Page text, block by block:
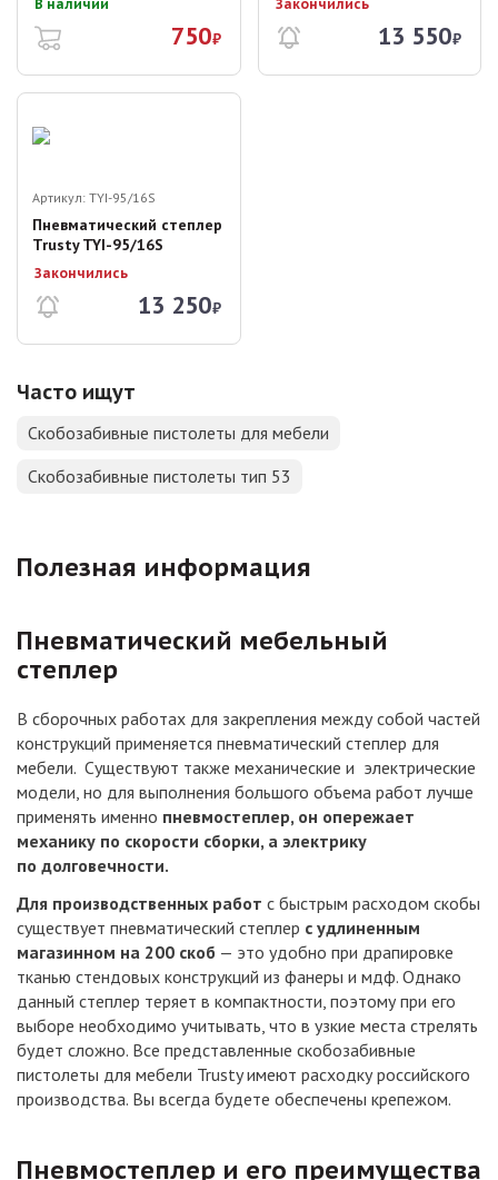
В наличии
750₽
Закончились
13 550₽
Артикул: TYI-95/16S
Пневматический степлер
Trusty TYI-95/16S
Закончились
13 250₽
Часто ищут
Скобозабивные пистолеты для мебели
Скобозабивные пистолеты тип 53
Полезная информация
Пневматический мебельный
степлер
В сборочных работах для закрепления между собой частей
конструкций применяется пневматический степлер для
мебели. Существуют также механические и электрические
модели, но для выполнения большого объема работ лучше
применять именно пневмостеплер, он опережает
механику по скорости сборки, а электрику
по долговечности.
Для производственных работ с быстрым расходом скобы
существует пневматический степлер с удлиненным
магазинном на 200 скоб — это удобно при драпировке
тканью стендовых конструкций из фанеры и мдф. Однако
данный степлер теряет в компактности, поэтому при его
выборе необходимо учитывать, что в узкие места стрелять
будет сложно. Все представленные скобозабивные
пистолеты для мебели Trusty имеют расходку российского
производства. Вы всегда будете обеспечены крепежом.
Пневмостеплер и его преимущества